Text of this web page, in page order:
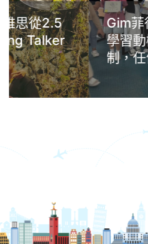
Gim菲律賓克拉克
學習動機很重要，
制，任何年齡層的